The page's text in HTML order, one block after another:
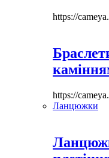
https://
https://
Ланцюжки